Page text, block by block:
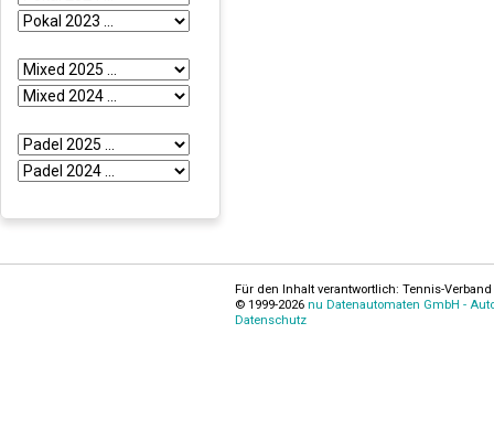
Für den Inhalt verantwortlich: Tennis-
© 1999-2026 nu Datenautomaten GmbH -
Datenschutz